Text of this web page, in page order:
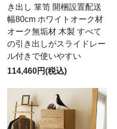
き出し 箪笥 開梱設置配送
幅80cm ホワイトオーク材
オーク無垢材 木製 すべて
の引き出しがスライドレー
ル付きで使いやすい
114,460円(税込)